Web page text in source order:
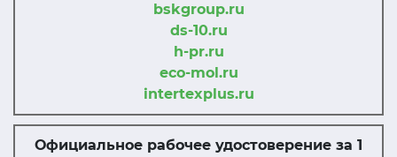
bskgroup.ru
ds-10.ru
h-pr.ru
eco-mol.ru
intertexplus.ru
Официальное рабочее удостоверение за 1